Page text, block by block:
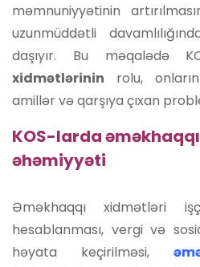
məmnuniyyətinin
uzunmüddətli
daşıyır. Bu məqalədə
xidmətlərinin rolu,
amillər və qarşıya çıxan
KOS-larda
əhəmiyyəti
Əməkhaqqı xidmətləri
hesablanması, vergi və
həyata keçirilməsi,